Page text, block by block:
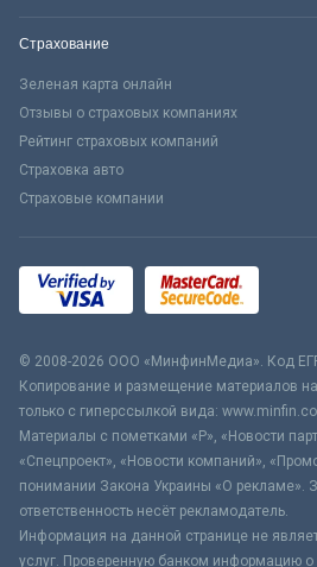
Страхование
Зеленая карта онлайн
Отзывы о страховых компаниях
Рейтинг страховых компаний
Страховка авто
Страховые компании
© 2008-2026 ООО «МинфинМедиа». Код
Копирование и размещение материалов на
только с гиперссылкой вида:
Материалы с пометками «Р», «Новости
«Спецпроект», «Новости компаний»,
понимании Закона Украины «О рекламе».
ответственность несёт рекламодатель.
Информация на данной странице не
услуг. Проверенную банком информацию о